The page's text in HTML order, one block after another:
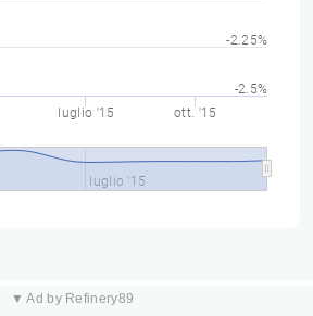
luglio '15 ott. '15
luglio '15
-2.5%
-2.25%
▼ Ad by Refinery89